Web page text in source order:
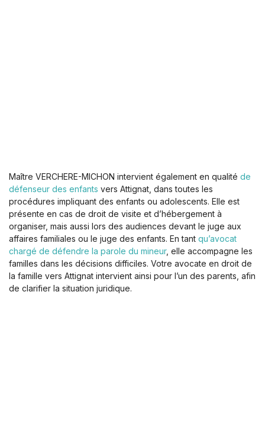
Maître VERCHERE-MICHON intervient également en qualité de
défenseur des enfants vers Attignat, dans toutes les
procédures impliquant des enfants ou adolescents. Elle est
présente en cas de droit de visite et d’hébergement à
organiser, mais aussi lors des audiences devant le juge aux
affaires familiales ou le juge des enfants. En tant qu’avocat
chargé de défendre la parole du mineur, elle accompagne les
familles dans les décisions difficiles. Votre avocate en droit de
la famille vers Attignat intervient ainsi pour l’un des parents, afin
de clarifier la situation juridique.